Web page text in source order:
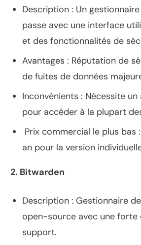
Description : Un
passe avec une interface
et des fonctionnalités de
Avantages : Réputation de
de fuites de données
Inconvénients : Nécessite
pour accéder à la plupart
Prix commercial le plus bas
an pour la version
2. Bitwarden
Description : Gestionnaire
open-source avec une forte
support.